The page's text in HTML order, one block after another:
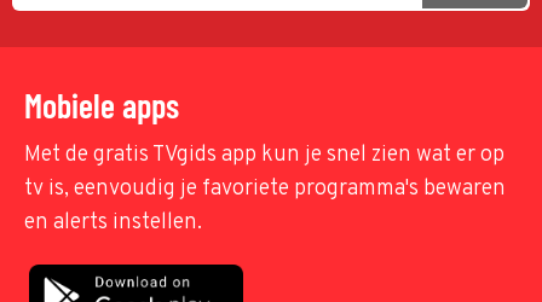
Mobiele apps
Met de gratis TVgids app kun je snel zien wat er op
tv is, eenvoudig je favoriete programma's bewaren
en alerts instellen.